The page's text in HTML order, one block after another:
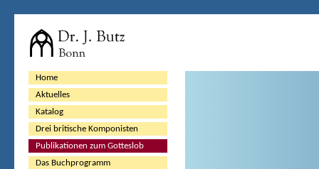
Home
Aktuelles
Katalog
Drei britische Komponisten
Publikationen zum Gotteslob
Das Buchprogramm